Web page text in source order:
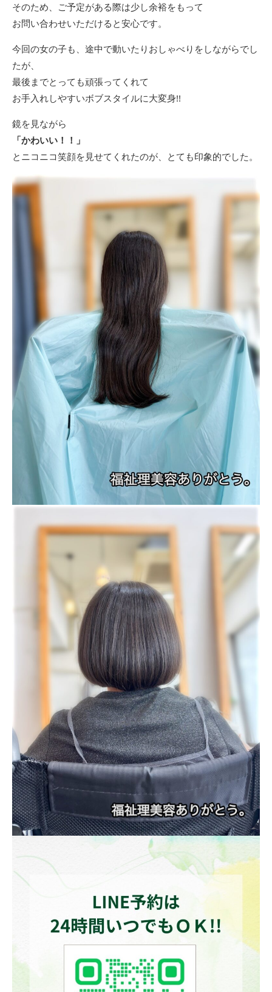
そのため、ご予定がある際は少し余裕をもって
お問い合わせいただけると安心です。
今回の女の子も、途中で動いたりおしゃべりをしながらでし
たが、
最後までとっても頑張ってくれて
お手入れしやすいボブスタイルに大変身!!
鏡を見ながら
「かわいい！！」
とニコニコ笑顔を見せてくれたのが、とても印象的でした。